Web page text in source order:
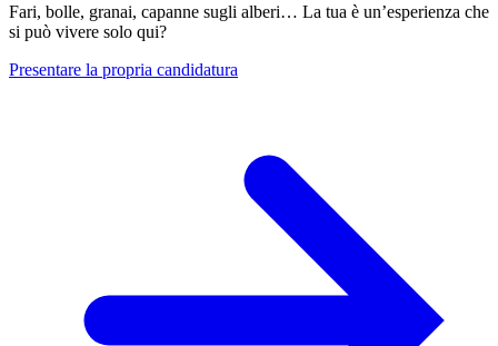
Fari, bolle, granai, capanne sugli alberi… La tua è un’esperienza che
si può vivere solo qui?
Presentare la propria candidatura